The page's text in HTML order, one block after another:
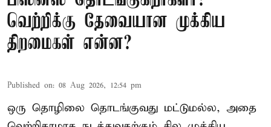
வெற்றிக்கு தேவையான முக்கிய
திறமைகள் என்ன?
Published on: 08 Aug 2026, 12:54 pm
ஒரு தொழிலை தொடங்குவது மட்டுமல்ல, அதை